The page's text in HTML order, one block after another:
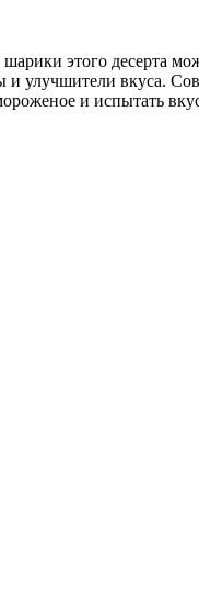
этого десерта
и улучшители вкуса.
и испытать